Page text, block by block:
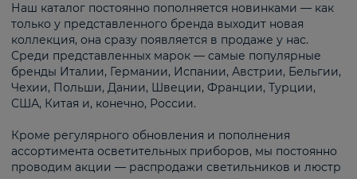
Наш каталог постоянно пополняется новинками — как
только у представленного бренда выходит новая
коллекция, она сразу появляется в продаже у нас.
Среди представленных марок — самые популярные
бренды Италии, Германии, Испании, Австрии, Бельгии,
Чехии, Польши, Дании, Швеции, Франции, Турции,
США, Китая и, конечно, России.
Кроме регулярного обновления и пополнения
ассортимента осветительных приборов, мы постоянно
проводим акции — распродажи светильников и люстр